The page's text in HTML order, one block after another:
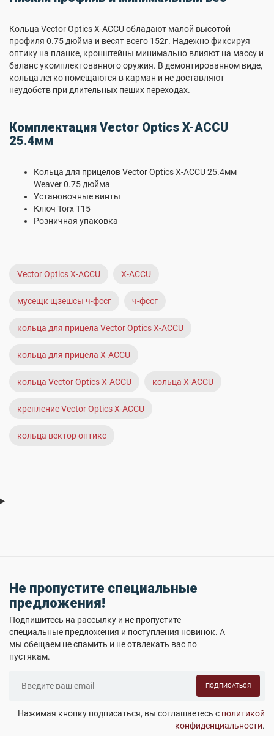
Кольца Vector Optics X-ACCU обладают малой высотой
профиля 0.75 дюйма и весят всего 152г. Надежно фиксируя
оптику на планке, кронштейны минимально влияют на массу и
баланс укомплектованного оружия. В демонтированном виде,
кольца легко помещаются в карман и не доставляют
неудобств при длительных пеших переходах.
Комплектация Vector Optics X-ACCU
25.4мм
Кольца для прицелов Vector Optics X-ACCU 25.4мм
Weaver 0.75 дюйма
Установочные винты
Ключ Torx T15
Розничная упаковка
Vector Optics X-ACCU X-ACCU
мусещк щзешсы ч-фссг ч-фссг
кольца для прицела Vector Optics X-ACCU
кольца для прицела X-ACCU
кольца Vector Optics X-ACCU кольца X-ACCU
крепление Vector Optics X-ACCU
кольца вектор оптикс
Не пропустите специальные
предложения!
Подпишитесь на рассылку и не пропустите
специальные предложения и поступления новинок. А
мы обещаем не спамить и не отвлекать вас по
пустякам.
ПОДПИСАТЬСЯ
Нажимая кнопку подписаться, вы соглашаетесь с политикой
конфиденциальности.